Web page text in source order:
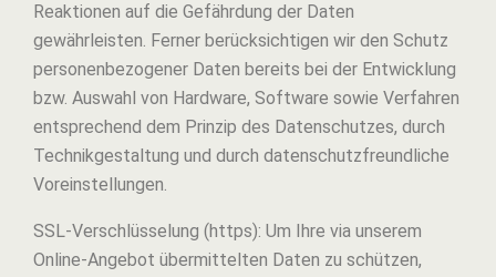
Reaktionen auf die Gefährdung der Daten
gewährleisten. Ferner berücksichtigen wir den Schutz
personenbezogener Daten bereits bei der Entwicklung
bzw. Auswahl von Hardware, Software sowie Verfahren
entsprechend dem Prinzip des Datenschutzes, durch
Technikgestaltung und durch datenschutzfreundliche
Voreinstellungen.
SSL-Verschlüsselung (https): Um Ihre via unserem
Online-Angebot übermittelten Daten zu schützen,